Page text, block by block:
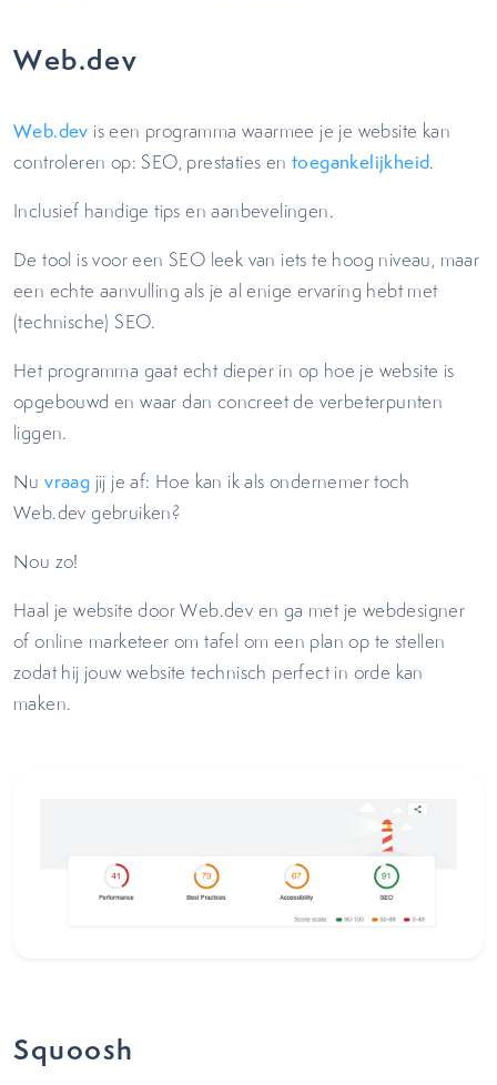
Web.dev
Web.dev is een programma waarmee je je website kan
controleren op: SEO, prestaties en toegankelijkheid.
Inclusief handige tips en aanbevelingen.
De tool is voor een SEO leek van iets te hoog niveau, maar
een echte aanvulling als je al enige ervaring hebt met
(technische) SEO.
Het programma gaat echt dieper in op hoe je website is
opgebouwd en waar dan concreet de verbeterpunten
liggen.
Nuvraag jij je af: Hoe kan ik als ondernemer toch
Web.dev gebruiken?
Nou zo!
Haal je website door Web.dev en ga met je webdesigner
of online marketeer om tafel om een plan op te stellen
zodat hij jouw website technisch perfect in orde kan
maken.
Squoosh